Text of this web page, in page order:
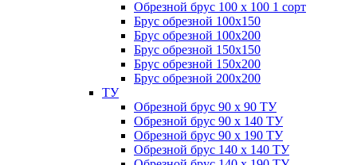
Обрезной брус 100 х 100 1 сорт
Брус обрезной 100х150
Брус обрезной 100х200
Брус обрезной 150х150
Брус обрезной 150х200
Брус обрезной 200х200
ТУ
Обрезной брус 90 х 90 ТУ
Обрезной брус 90 х 140 ТУ
Обрезной брус 90 х 190 ТУ
Обрезной брус 140 х 140 ТУ